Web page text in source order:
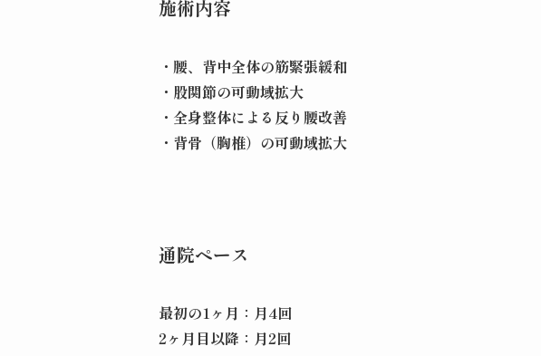
施術内容
・腰、背中全体の筋緊張緩和
・股関節の可動域拡大
・全身整体による反り腰改善
・背骨（胸椎）の可動域拡大
通院ペース
最初の1ヶ月：月4回
2ヶ月目以降：月2回